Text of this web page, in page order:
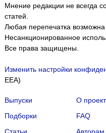
Мнение редакции не всегда
статей.
Любая перепечатка возможна
Несанкционированное
Все права защищены.
Изменить настройки
EEA)
Выпуски
Подборки
О
FAQ